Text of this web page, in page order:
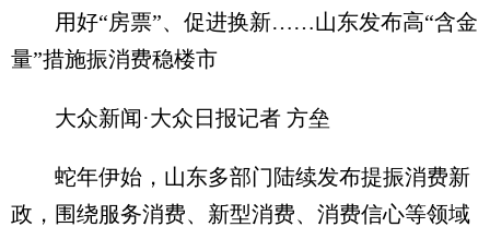
用好“房票”、促进换新……山东发布高“含金
量”措施振消费稳楼市
大众新闻·大众日报记者 方垒
蛇年伊始，山东多部门陆续发布提振消费新
政，围绕服务消费、新型消费、消费信心等领域